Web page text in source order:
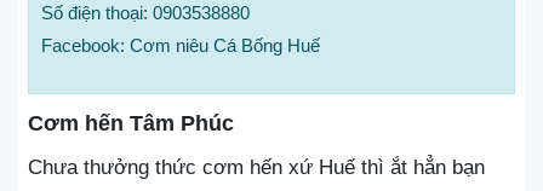
Số điện thoại: 0903538880
Facebook: Cơm niêu Cá Bống Huế
Cơm hến Tâm Phúc
Chưa thưởng thức cơm hến xứ Huế thì ắt hẳn bạn